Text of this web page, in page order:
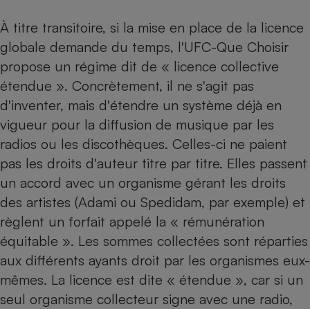
À titre transitoire, si la mise en place de la licence
globale demande du temps, l'UFC-Que Choisir
propose un régime dit de « licence collective
étendue ». Concrètement, il ne s'agit pas
d'inventer, mais d'étendre un système déjà en
vigueur pour la diffusion de musique par les
radios ou les discothèques. Celles-ci ne paient
pas les droits d'auteur titre par titre. Elles passent
un accord avec un organisme gérant les droits
des artistes (Adami ou Spedidam, par exemple) et
règlent un forfait appelé la « rémunération
équitable ». Les sommes collectées sont réparties
aux différents ayants droit par les organismes eux-
mêmes. La licence est dite « étendue », car si un
seul organisme collecteur signe avec une radio,